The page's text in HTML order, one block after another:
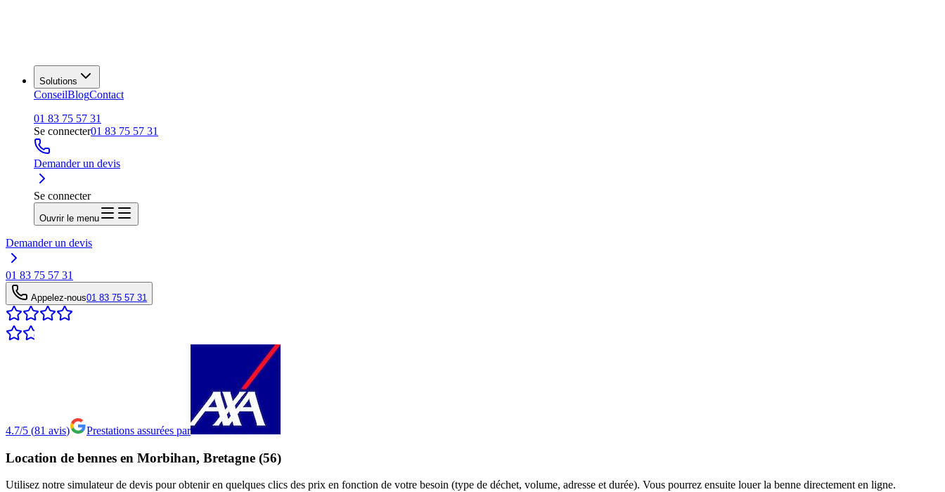
Solutions
ConseilBlogContact
01 83 75 57 31
Se connecter01 83 75 57 31
Demander un devis
Se connecter
Ouvrir le menu
Demander un devis
01 83 75 57 31
Appelez-nous01 83 75 57 31
4.7/5 (81 avis) Prestations assurées par
Location de bennes en Morbihan, Bretagne (56)
Utilisez notre simulateur de devis pour obtenir en quelques clics des prix en fonction de votre besoin (type de déchet, volume, adresse et durée). Vous pourrez ensuite louer la benne directement en ligne.